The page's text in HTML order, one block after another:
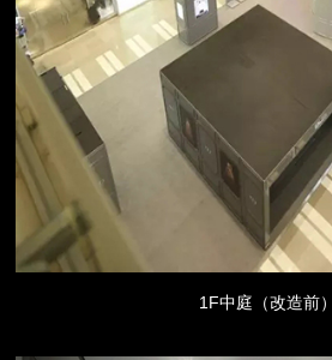
1F中庭（改造前）